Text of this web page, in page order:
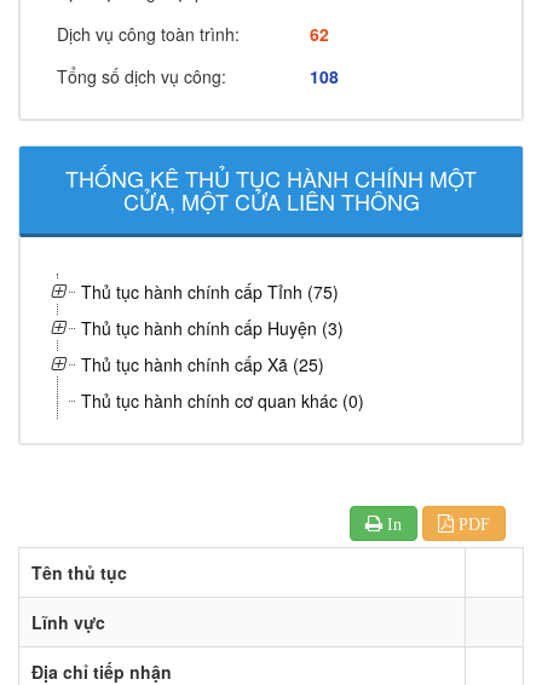
Dịch vụ công toàn trình:
62
Tổng số dịch vụ công:
108
THỐNG KÊ THỦ TỤC HÀNH CHÍNH MỘT
CỬA, MỘT CỬA LIÊN THÔNG
Thủ tục hành chính cấp Tỉnh (75)
Thủ tục hành chính cấp Huyện (3)
Thủ tục hành chính cấp Xã (25)
Thủ tục hành chính cơ quan khác (0)
In PDF
Tên thủ tục
Lĩnh vực
Địa chỉ tiếp nhận